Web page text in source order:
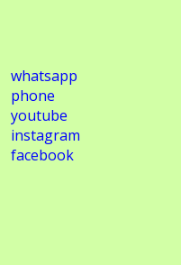
whatsapp
phone
youtube
instagram
facebook